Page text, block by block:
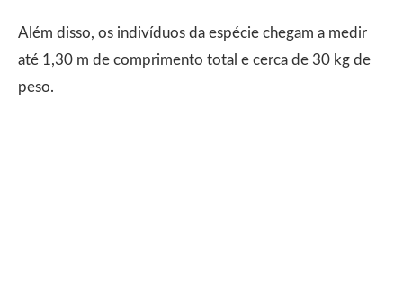
Além disso, os indivíduos da espécie chegam a medir
até 1,30 m de comprimento total e cerca de 30 kg de
peso.